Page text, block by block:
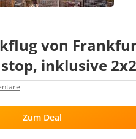
von
inklusive
Zum Deal